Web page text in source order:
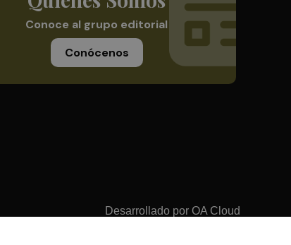
Conoce al grupo editorial
Conócenos
Desarrollado por OA Cloud